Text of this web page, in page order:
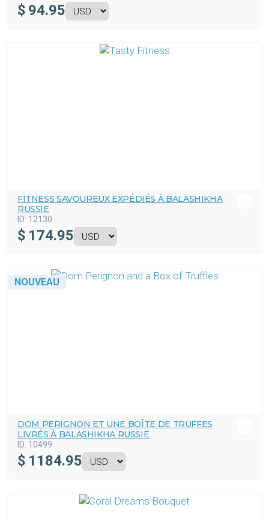
$ 94.95
FITNESS SAVOUREUX EXPÉDIÉS À BALASHIKHA
RUSSIE
ID: 12130
$ 174.95
NOUVEAU
DOM PERIGNON ET UNE BOÎTE DE TRUFFES
LIVRÉS À BALASHIKHA RUSSIE
ID: 10499
$ 1184.95